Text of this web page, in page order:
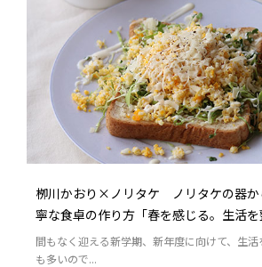
栁川かおり×ノリタケ ノリタケの器か
寧な食卓の作り方「春を感じる。生活を
間もなく迎える新学期、新年度に向けて、生
も多いので...